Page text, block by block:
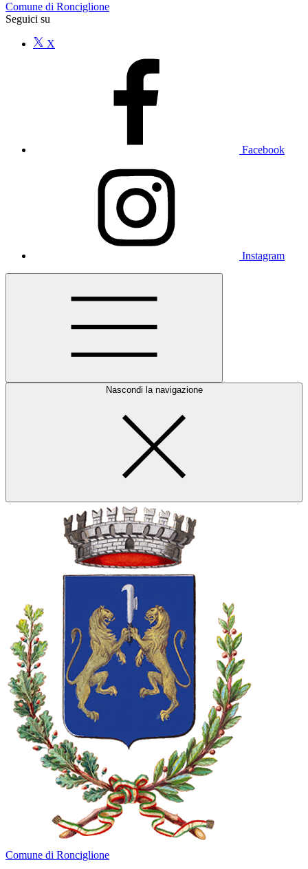
Comune di Ronciglione
Seguici su
X
Facebook
Instagram
Nascondi la navigazione
Comune di Ronciglione